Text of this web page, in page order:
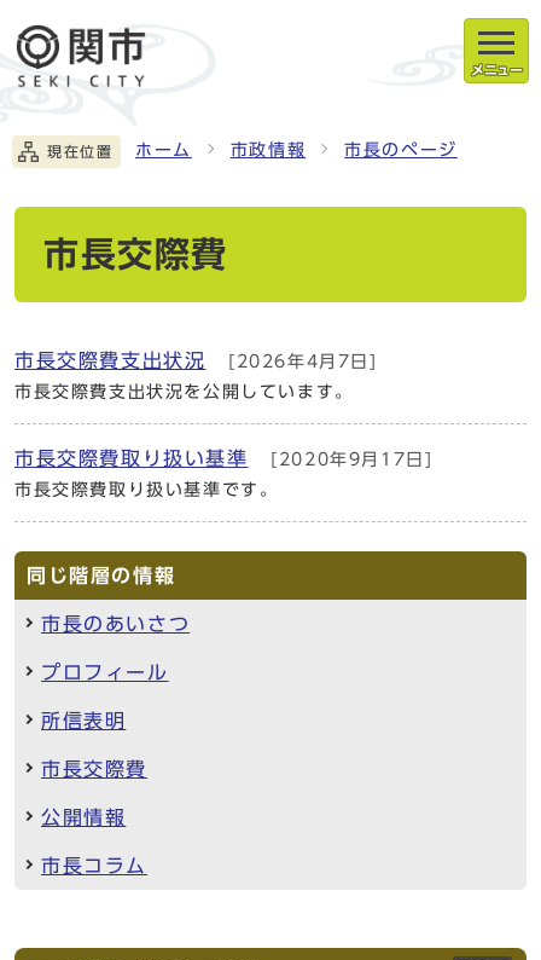
メニュー
現在位置 ホーム 市政情報 市長のページ
市長交際費
市長交際費支出状況
[2026年4月7日]
市長交際費支出状況を公開しています。
市長交際費取り扱い基準
[2020年9月17日]
市長交際費取り扱い基準です。
同じ階層の情報
市長のあいさつ
プロフィール
所信表明
市長交際費
公開情報
市長コラム